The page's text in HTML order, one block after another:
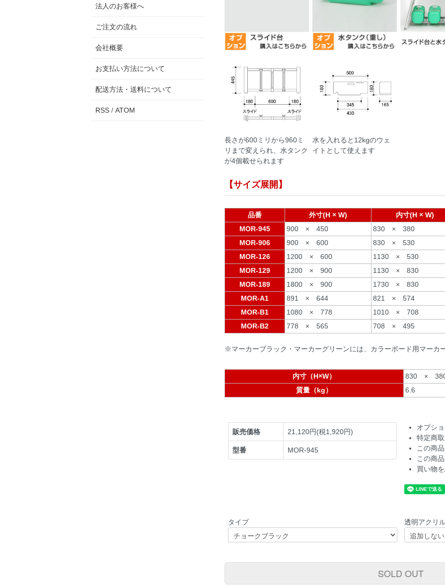
長さが600ミリから960ミ
リまで変えられ、水タンク
が4個載せられます
水を入れると12kgのウェ
イトとして使えます
【サイズ展開】
品番 外寸(H × W)
内寸(H × W)
MOR-945
900 × 450
830 × 380
MOR-906
900 × 600
830 × 530
MOR-126
1200 × 600
1130 × 530
MOR-129
1200 × 900
1130 × 830
MOR-189
1800 × 900
1730 × 830
MOR-A1
891 × 644
821 × 574
MOR-B1
1080 × 778
1010 × 708
MOR-B2
778 × 565 708 × 495
※マーカーブラック・マーカーグリーンには、カラーボード用マーカ
内寸（H×W）
830 ×
質量（kg）
6.6
販売価格 21,120円(税1,920円)
型番 MOR-945
オプシ
特定商
この商
この商
買い物
タイプ 透明アクリ
SOLD OUT
法人のお客様へ
ご注文の流れ
会社概要
お支払い方法について
配送方法・送料について
RSS / ATOM